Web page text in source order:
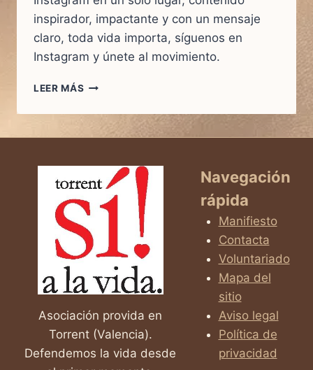
inspirador, impactante y con un mensaje
claro, toda vida importa, síguenos en
Instagram y únete al movimiento.
LEER MÁS
EN
INSTAGRAM!
Asociación provida en
Torrent (Valencia).
Defendemos la vida desde
Navegación
rápida
Manifiesto
Contacta
Voluntariado
Mapa del
sitio
Aviso legal
Política de
privacidad